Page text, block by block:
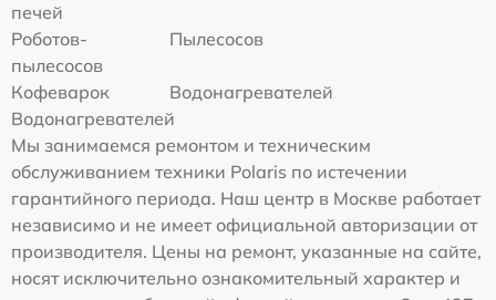
печей
Роботов-
пылесосов
Пылесосов
Кофеварок
Водонагревателей
Водонагревателей
Мы занимаемся ремонтом и техническим
обслуживанием техники Polaris по истечении
гарантийного периода. Наш центр в Москве работает
независимо и не имеет официальной авторизации от
производителя. Цены на ремонт, указанные на сайте,
носят исключительно ознакомительный характер и